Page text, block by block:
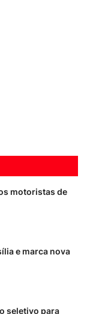
motoristas de
e marca nova
seletivo para